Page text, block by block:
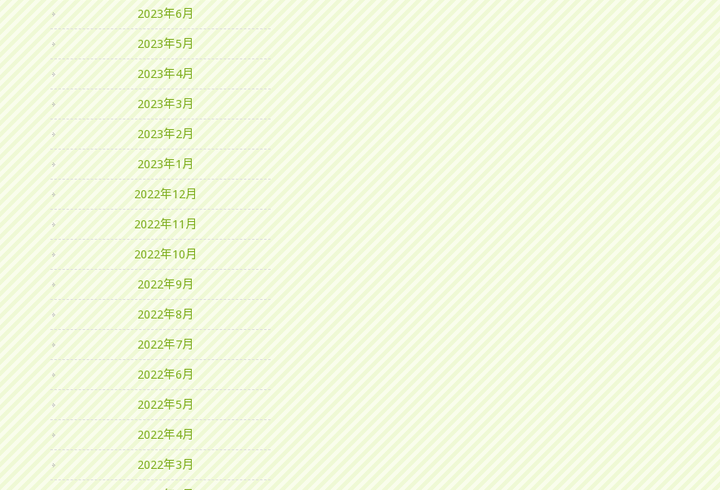
2023年6月
2023年5月
2023年4月
2023年3月
2023年2月
2023年1月
2022年12月
2022年11月
2022年10月
2022年9月
2022年8月
2022年7月
2022年6月
2022年5月
2022年4月
2022年3月